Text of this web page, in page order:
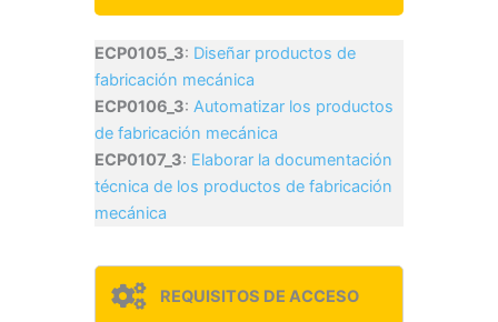
ECP0105_3: Diseñar productos de
fabricación mecánica
ECP0106_3: Automatizar los productos
de fabricación mecánica
ECP0107_3: Elaborar la documentación
técnica de los productos de fabricación
mecánica
REQUISITOS DE ACCESO